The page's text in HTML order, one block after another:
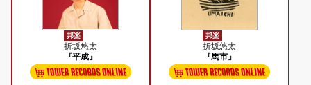
邦楽
折坂悠太
『平成』
邦楽
折坂悠太
『馬市』